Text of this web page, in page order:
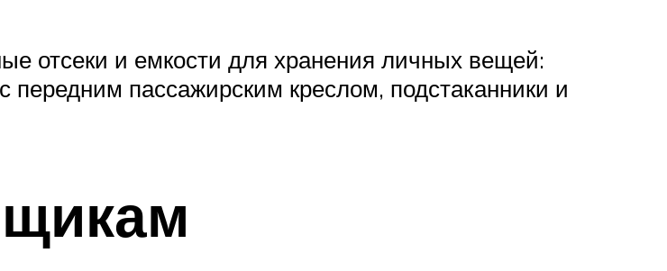
отсеки и емкости для хранения личных вещей:
пассажирским креслом, подстаканники и